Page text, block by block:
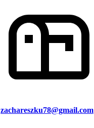
zachareszku78@gmail.com